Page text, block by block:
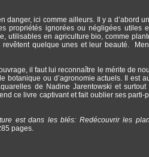
danger, ici comme ailleurs. Il y a d’abord
propriétés ignorées ou négligées utiles
utilisables en agriculture bio, comme
quelque unes et leur beauté.
il faut lui reconnaître le mérite de
botanique ou d’agronomie actuels. Il est
de Nadine Jarentowski et
ce livre captivant et fait oublier ses parti-
est dans les blés: Redécouvrir les
pages.